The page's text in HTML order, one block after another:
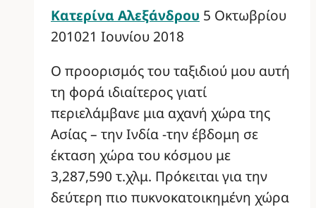
Κατερίνα Αλεξάνδρου 5 Οκτωβρίου
201021 Ιουνίου 2018
Ο προορισμός του ταξιδιού μου αυτή
τη φορά ιδιαίτερος γιατί
περιελάμβανε μια αχανή χώρα της
Ασίας – την Ινδία -την έβδομη σε
έκταση χώρα του κόσμου με
3,287,590 τ.χλμ. Πρόκειται για την
δεύτερη πιο πυκνοκατοικημένη χώρα